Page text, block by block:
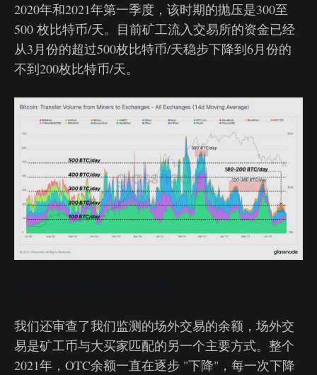
2020年和2021年第一季度，该时期的抛压是300至
500 枚比特币/天。目前矿工流入交易所的资金已经
从3月份的超过500枚比特币/天稳步下降到6月份的
不到200枚比特币/天。
我们还审查了我们监测的场外交易的余额，场外交
易是矿工币与大买家匹配的另一个主要方式。整个
2021年，OTC余额一直在逐步 "下降"，每一次下降